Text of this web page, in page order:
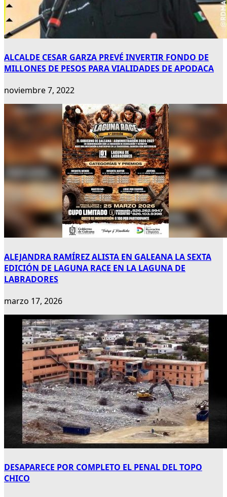
ALCALDE CESAR GARZA PREVÉ INVERTIR FONDO DE
MILLONES DE PESOS PARA VIALIDADES DE APODACA
noviembre 7, 2022
ALEJANDRA RAMÍREZ ALISTA EN GALEANA LA SEXTA
EDICIÓN DE LAGUNA RACE EN LA LAGUNA DE
LABRADORES
marzo 17, 2026
DESAPARECE POR COMPLETO EL PENAL DEL TOPO
CHICO